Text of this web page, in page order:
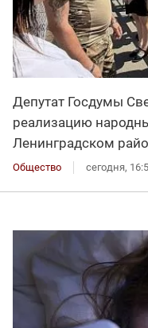
Депутат Госдумы
реализацию
Ленинградском
Общество сегодня,